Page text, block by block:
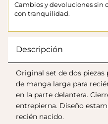
Cambios y devoluciones sin
con tranquilidad.
Descripción
Original set de dos piezas
de manga larga para
en la parte delantera.
entrepierna. Diseño
recién nacido.
Botas Splash Euri Borreguito
$175.000